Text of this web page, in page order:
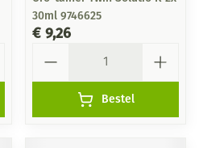
30ml 9746625
€ 9,26
Bestel